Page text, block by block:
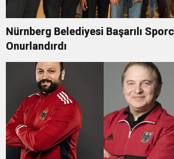
Nürnberg Belediyesi Başarılı
Onurlandırdı